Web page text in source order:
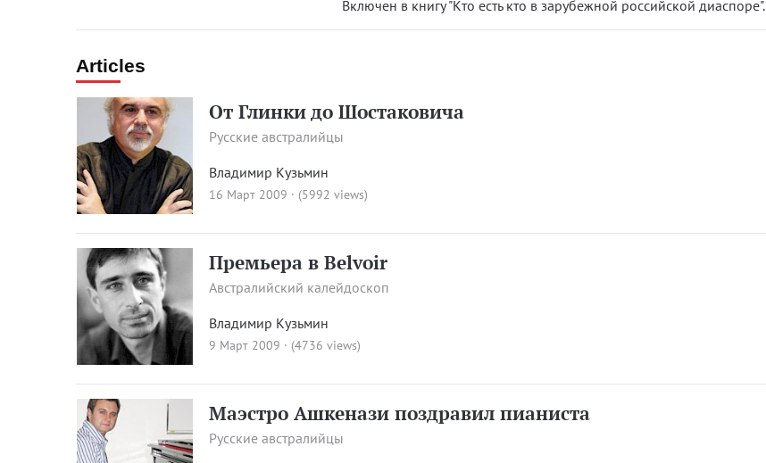
Включен в книгу "Кто есть кто в зарубежной российской диаспоре".
Articles
От Глинки до Шостаковича
Русские австралийцы
Владимир Кузьмин
16 Март 2009 · (5992 views)
Премьера в Belvoir
Австралийский калейдоскоп
Владимир Кузьмин
9 Март 2009 · (4736 views)
Маэстро Ашкенази поздравил пианиста
Русские австралийцы